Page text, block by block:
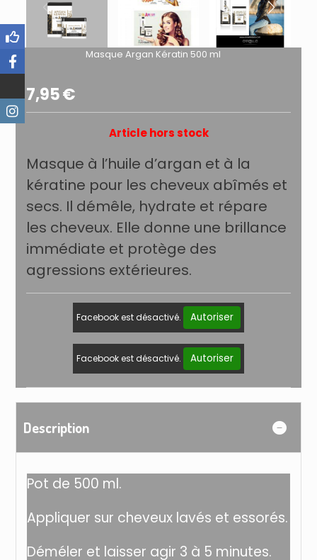
Masque Argan Kératin 500 ml
7,95€
Article hors stock
Masque à l’huile d’argan et à la
kératine pour les cheveux abîmés et
secs. Il démêle, hydrate et répare
les cheveux. Elle donne une brillance
immédiate et protège des
agressions extérieures.
Facebook est désactivé. Autoriser
Facebook est désactivé. Autoriser
Description
Pot de 500 ml.
Appliquer sur cheveux lavés et essorés.
Déméler et laisser agir 3 à 5 minutes.